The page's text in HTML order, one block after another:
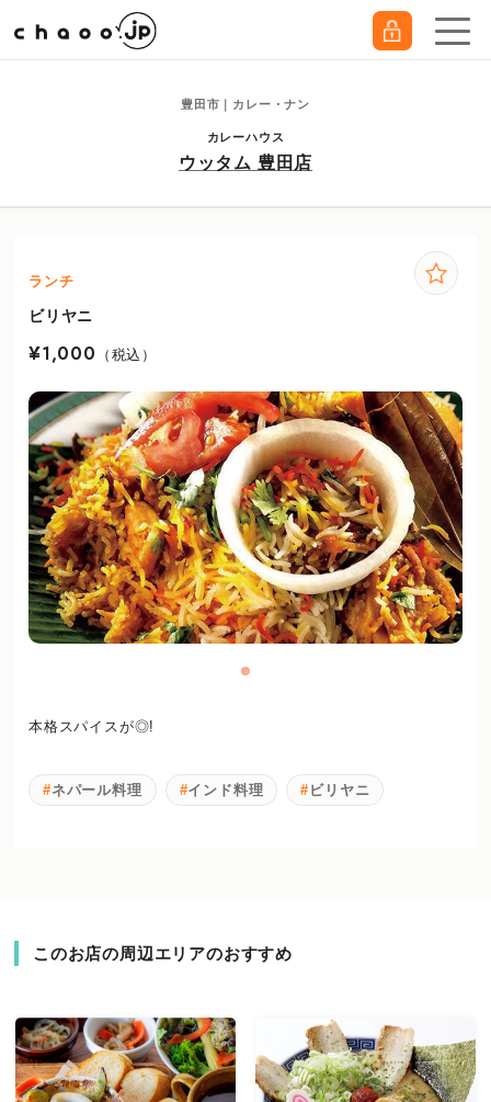
豊田市｜カレー・ナン
カレーハウス
ウッタム 豊田店
ランチ
ビリヤニ
¥1,000 （税込）
本格スパイスが◎!
ネパール料理 インド料理 ビリヤニ
このお店の周辺エリアのおすすめ